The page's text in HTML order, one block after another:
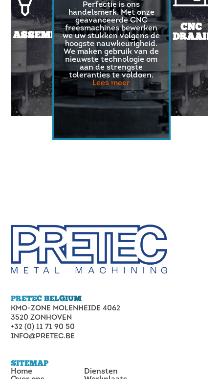
ASSEMBLAGE
Perfectie is ons
handelsmerk. Met onze
geavanceerde CNC
freesmachines bewerken
we uw stukken volgens de
hoogste nauwkeurigheid.
We maken gebruik van de
nieuwste technologie om
aan de strengste
toleranties te voldoen.
Lees meer
CNC
Voor een
foutloze
afwerking
van
metalen,
non-
ferro
PRETEC BELGIUM
KMO-ZONE MOLENHEIDE 4062
3520 ZONHOVEN
+32 (0) 11 71 90 50
INFO@PRETEC.BE
SITEMAP
Home
Diensten